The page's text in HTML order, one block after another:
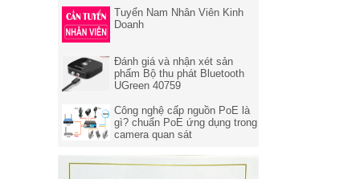
Giá: 150,000 VNĐ
Cáp HDMI 15m hỗ trợ 3D, 4K
hãng
Giá: 660,000 VNĐ
Switch TP-LINK 8 port - Bộ
SF1008D
Giá: 250,000 VNĐ
Cáp HDMI 1.4 dài 20M hỗ trợ
4K@30Hz 3D/HDR/ARC
Ugreen 10112 cao cấp (Có IC)
trợ USB type C
Tuyển Nam Nhân Viên Kinh
Doanh
Đánh giá và nhận xét sản
phẩm Bộ thu phát Bluetooth
UGreen 40759
Công nghệ cấp nguồn PoE là
gì? chuẩn PoE ứng dụng trong
camera quan sát